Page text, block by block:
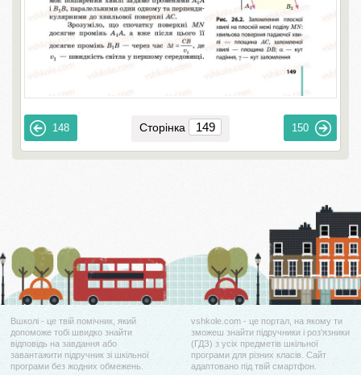
148 Сторінка 150
Вшколі - це твій помічник, який
допоможе тобі швидко знайти
відповідь на завдання або
завантажити підручник зі шкільної
програми без жодних обмежень.
vshkole.com - це портал, на якому ти
зможеш знайти підручники і роз'язники
(ГДЗ) з усіх предметів шкільної
програми для різних класів. Сайт
адаптовано під твій смартфон.